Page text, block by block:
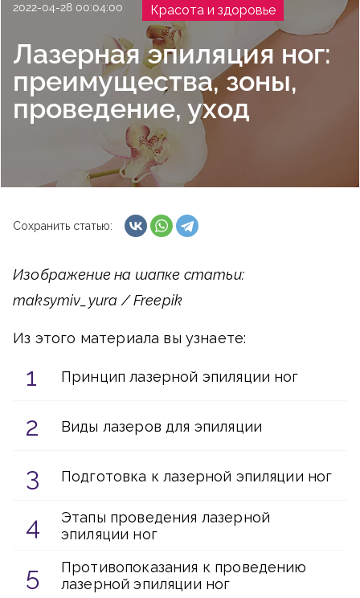
2022-04-28 00:04:00 Красота и здоровье
Лазерная эпиляция ног:
преимущества, зоны,
проведение, уход
Сохранить статью:
Изображение на шапке статьи:
maksymiv_yura / Freepik
Из этого материала вы узнаете:
Принцип лазерной эпиляции ног
Виды лазеров для эпиляции
Подготовка к лазерной эпиляции ног
Этапы проведения лазерной
эпиляции ног
Противопоказания к проведению
лазерной эпиляции ног